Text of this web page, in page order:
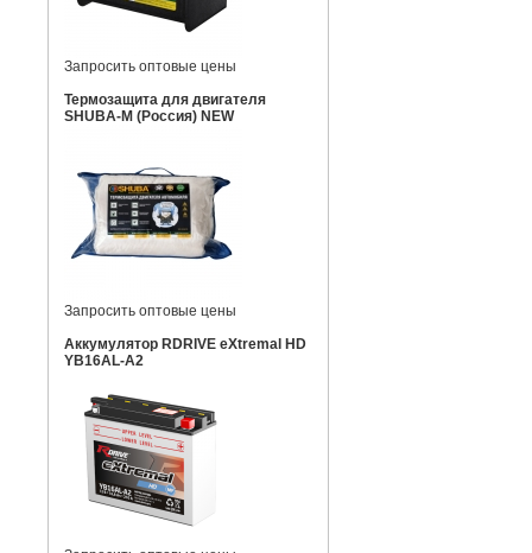
Запросить оптовые цены
Термозащита для двигателя
SHUBA-M (Россия) NEW
Запросить оптовые цены
Аккумулятор RDRIVE eXtremal HD
YB16AL-A2